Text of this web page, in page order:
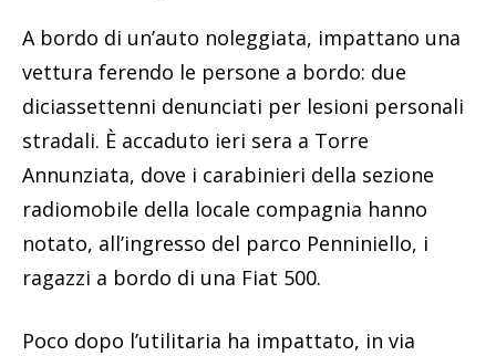
A bordo di un’auto noleggiata, impattano una
vettura ferendo le persone a bordo: due
diciassettenni denunciati per lesioni personali
stradali. È accaduto ieri sera a Torre
Annunziata, dove i carabinieri della sezione
radiomobile della locale compagnia hanno
notato, all’ingresso del parco Penniniello, i
ragazzi a bordo di una Fiat 500.
Poco dopo l’utilitaria ha impattato, in via